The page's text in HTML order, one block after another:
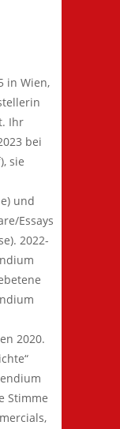
in Wien,
Ihr
bei
sie
und
Essays
2022-
2020.
Stimme